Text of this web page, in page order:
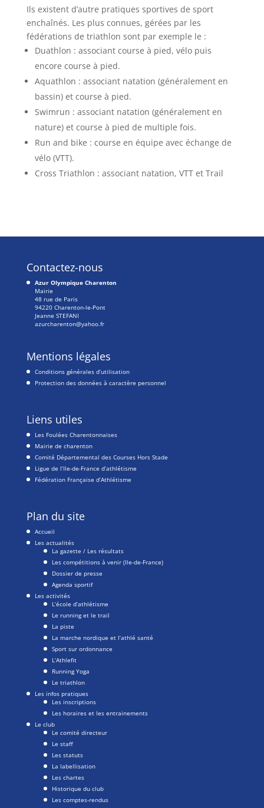
Ils existent d’autre pratiques sportives de sport
enchaînés. Les plus connues, gérées par les
fédérations de triathlon sont par exemple le :
Duathlon : associant course à pied, vélo puis
encore course à pied.
Aquathlon : associant natation (généralement en
bassin) et course à pied.
Swimrun : associant natation (généralement en
nature) et course à pied de multiple fois.
Run and bike : course en équipe avec échange de
vélo (VTT).
Cross Triathlon : associant natation, VTT et Trail
Contactez-nous
Azur Olympique Charenton
Mairie
48 rue de Paris
94220 Charenton-le-Pont
Jeanne STEFANI
azurcharenton@yahoo.fr
Mentions légales
Conditions générales d’utilisation
Protection des données à caractère personnel
Liens utiles
Les Foulées Charentonnaises
Mairie de charenton
Comité Départemental des Courses Hors Stade
Ligue de l’Ile-de-France d’athlétisme
Fédération Française d’Athlétisme
Plan du site
Accueil
Les actualités
La gazette / Les résultats
Les compétitions à venir (Ile-de-France)
Dossier de presse
Agenda sportif
Les activités
L’école d’athlétisme
Le running et le trail
La piste
La marche nordique et l’athlé santé
Sport sur ordonnance
L’Athlefit
Running Yoga
Le triathlon
Les infos pratiques
Les inscriptions
Les horaires et les entrainements
Le club
Le comité directeur
Le staff
Les statuts
La labellisation
Les chartes
Historique du club
Les comptes-rendus